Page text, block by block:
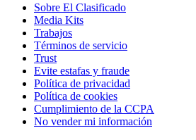
Sobre El Clasificado
Media Kits
Trabajos
Términos de servicio
Trust
Evite estafas y fraude
Política de privacidad
Política de cookies
Cumplimiento de la CCPA
No vender mi información